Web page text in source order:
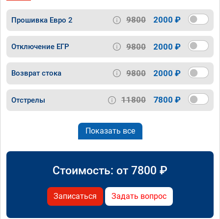
Прошивка Евро 2 9800 2000 ₽
Отключение ЕГР 9800 2000 ₽
Возврат стока 9800 2000 ₽
Отстрелы 11800 7800 ₽
Показать все
Стоимость: от 7800 ₽
Записаться Задать вопрос